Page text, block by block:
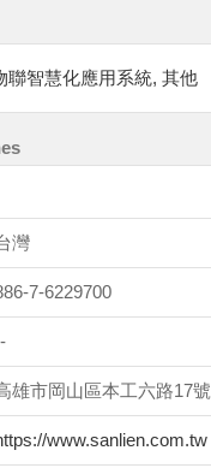
聯智慧化應用系統, 其他
灣
7-6229700
雄市岡山區本工六路17號
www.sanlien.com.tw